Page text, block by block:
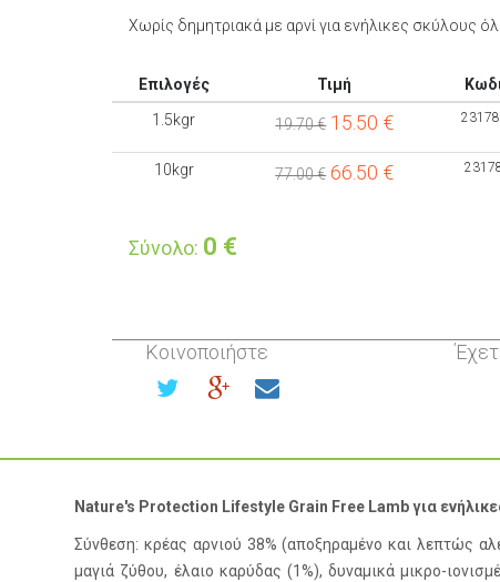
Χωρίς δημητριακά με αρνί για ενήλικες σκύλους
Επιλογές Τιμή
1.5kgr
19.70 € 15.50 €
10kgr 77.00 € 66.50 €
Σύνολο: 0 €
Κοινοποιήστε
Nature's Protection Lifestyle Grain Free Lamb για
Σύνθεση: κρέας αρνιού 38% (αποξηραμένο και λεπτώς
μαγιά ζύθου, έλαιο καρύδας (1%), δυναμικά μικρο-